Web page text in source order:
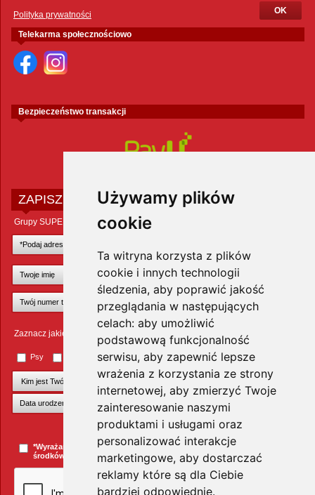
Używamy plików
cookie
Ta witryna korzysta z plików
cookie i innych technologii
śledzenia, aby poprawić jakość
przeglądania w następujących
celach: aby umożliwić
podstawową funkcjonalność
serwisu, aby zapewnić lepsze
wrażenia z korzystania ze strony
internetowej, aby zmierzyć Twoje
zainteresowanie naszymi
produktami i usługami oraz
personalizować interakcje
marketingowe, aby dostarczać
reklamy które są dla Ciebie
bardziej odpowiednie.
Polityka prywatności
Telekarma społecznościowo
Bezpieczeństwo transakcji
ZAPISZ SIĘ DO NEWSLETTERA
Grupy SUPER ZOO POLAND Sp. z o.o.
Zaznacz jakie zwierzęta Cię interesują
Psy Małe ssaki Ptaki Inne zwierzęta
+Dodaj kolejnego pupila
*Wyrażam zgodę na przesyłanie informacji handlowych za pomocą
środków komunikacji elektronicznej. więcej »